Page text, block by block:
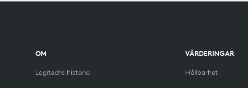
OM
Logitechs historia
VÄRDERINGAR
Hållbarhet